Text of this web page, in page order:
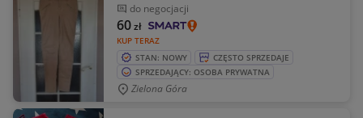
do negocjacji
KUP TERAZ
60zł
STAN: NOWY
CZĘSTO SPRZEDAJE
SPRZEDAJĄCY: OSOBA PRYWATNA
Zielona Góra